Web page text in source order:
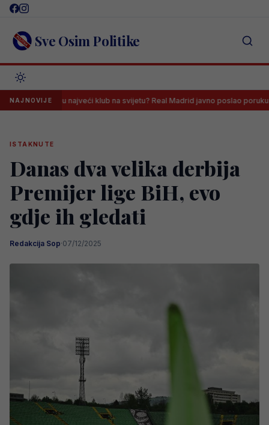
Skip
content Sve Osim Politike
NAJNOVIJE
su najveći klub na svijetu? Real Madrid javno poslao poruku Messiju
ISTAKNUTE
Danas dva velika derbija
Premijer lige BiH, evo
gdje ih gledati
Redakcija Sop·07/12/2025